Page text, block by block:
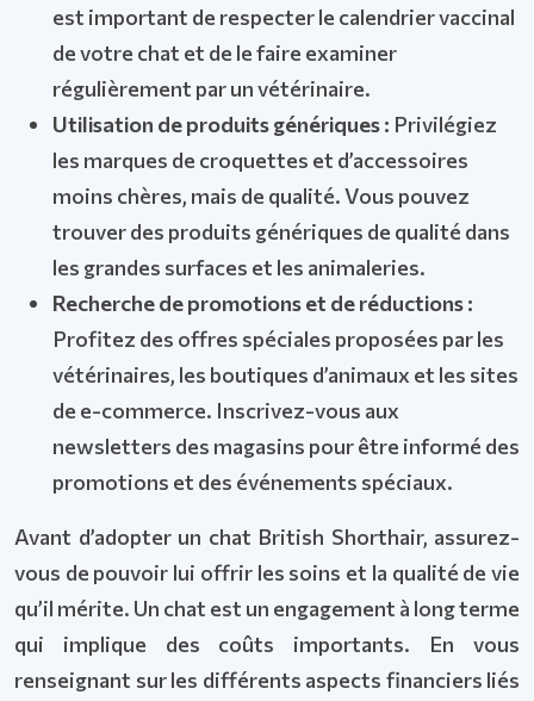
est important de respecter le calendrier vaccinal
de votre chat et de le faire examiner
régulièrement par un vétérinaire.
Utilisation de produits génériques : Privilégiez
les marques de croquettes et d’accessoires
moins chères, mais de qualité. Vous pouvez
trouver des produits génériques de qualité dans
les grandes surfaces et les animaleries.
Recherche de promotions et de réductions :
Profitez des offres spéciales proposées par les
vétérinaires, les boutiques d’animaux et les sites
de e-commerce. Inscrivez-vous aux
newsletters des magasins pour être informé des
promotions et des événements spéciaux.
Avant d’adopter un chat British Shorthair, assurez-
vous de pouvoir lui offrir les soins et la qualité de vie
qu’il mérite. Un chat est un engagement à long terme
qui implique des coûts importants. En vous
renseignant sur les différents aspects financiers liés